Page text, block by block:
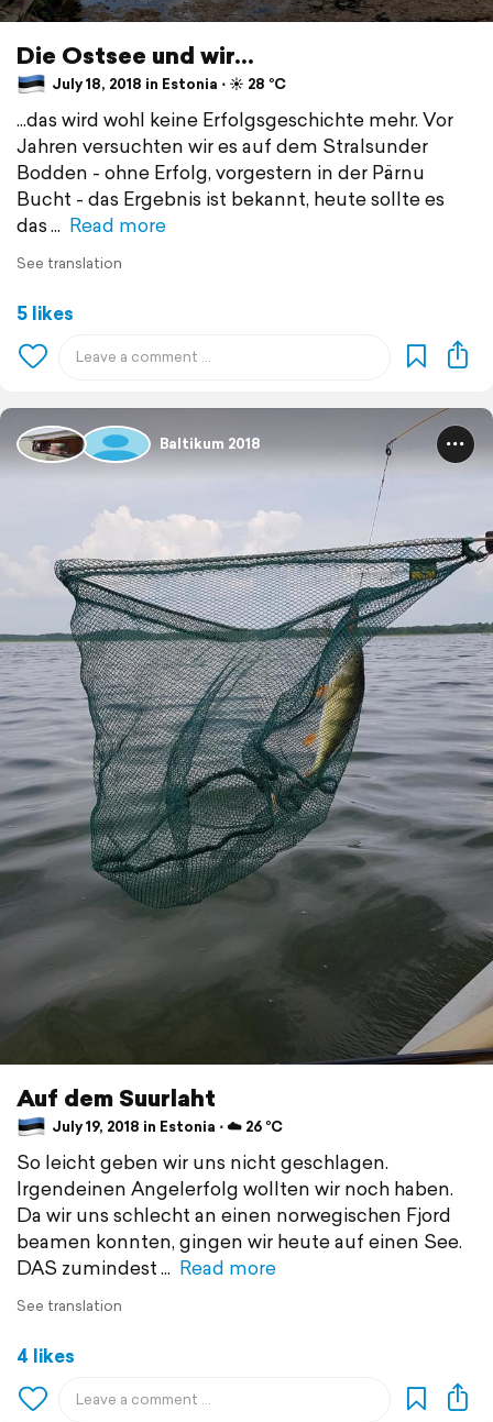
Die Ostsee und wir...
July 18, 2018 in Estonia ⋅ ☀️ 28 °C
...das wird wohl keine Erfolgsgeschichte mehr. Vor
Jahren versuchten wir es auf dem Stralsunder
Bodden - ohne Erfolg, vorgestern in der Pärnu
Bucht - das Ergebnis ist bekannt, heute sollte es
das
Read more
See translation
5 likes
Baltikum 2018
Auf dem Suurlaht
July 19, 2018 in Estonia ⋅ ☁️ 26 °C
So leicht geben wir uns nicht geschlagen.
Irgendeinen Angelerfolg wollten wir noch haben.
Da wir uns schlecht an einen norwegischen Fjord
beamen konnten, gingen wir heute auf einen See.
DAS zumindest
Read more
See translation
4 likes